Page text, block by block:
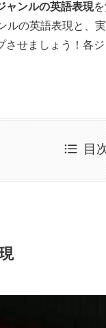
ャンルの英語表現
ルの英語表現と、
せましょう！各
目